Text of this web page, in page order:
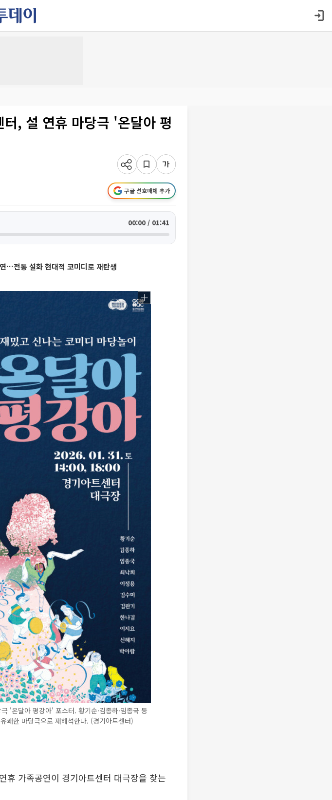
, 설 연휴 마당극 '온달아 평
구글 선호매체 추가
00:00 / 01:41
…전통 설화 현대적 코미디로 재탄생
'온달아 평강아' 포스터. 황기순·김종하·임종국 등
쾌한 마당극으로 재해석한다. (경기아트센터)
휴 가족공연이 경기아트센터 대극장을 찾는